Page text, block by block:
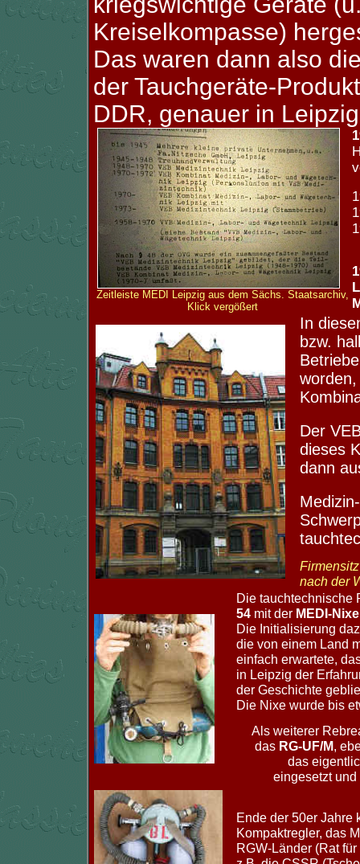
Kreiselkompasse)
Das waren dann also
der Tauchgeräte-
DDR, genauer in
Zeitleiste MEDI Leipzig aus dem Sächs. Staatsarchiv,
Klick vergößert
In
bzw.
Der
dieses
dann
nach der
Die tauchtechnische
54 mit der MEDI-Nixe
Die Initialisierung
die von einem Land
einfach erwartete,
in Leipzig der
der Geschichte
Die Nixe wurde bis
Als weiterer
das RG-UF/M,
das
eingesetzt
Ende der 50er Jahre
Kompaktregler, das
RGW-Länder (Rat